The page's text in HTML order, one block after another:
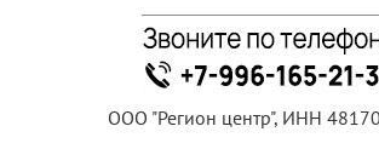
ООО "Регион центр", ИНН